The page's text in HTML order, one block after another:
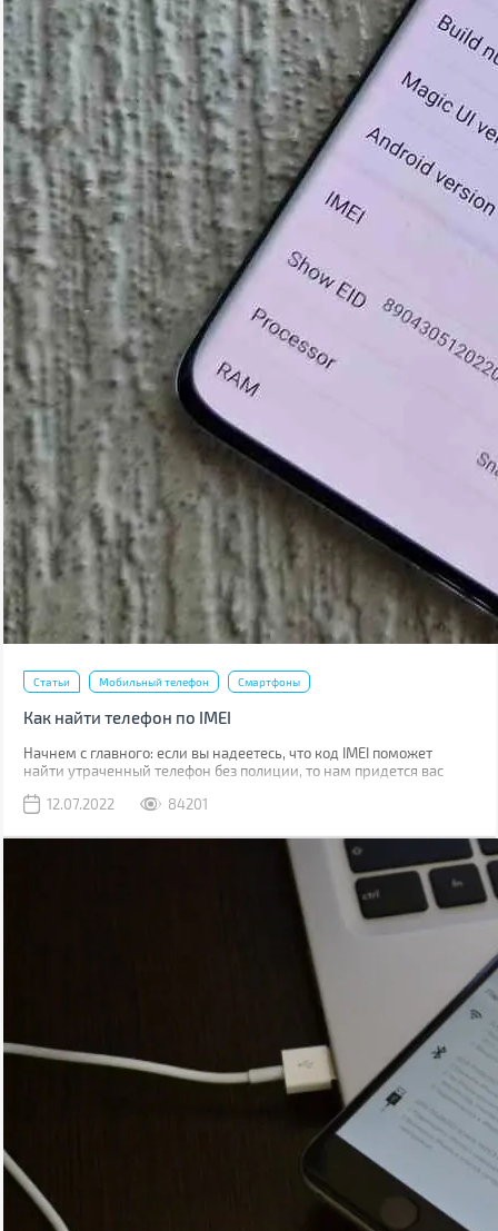
Статьи Мобильный телефон Смартфоны
Как найти телефон по IMEI
Начнем с главного: если вы надеетесь, что код IMEI поможет
найти утраченный телефон без полиции, то нам придется вас
поможет абсолютно. Если его украли, IMEI стоит сообщить
12.07.2022 84201